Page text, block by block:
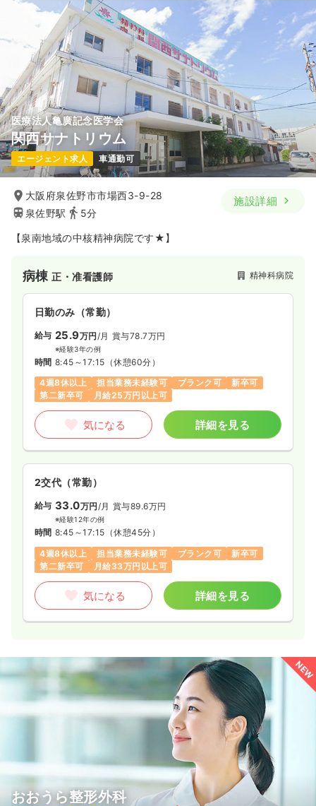
医療法人亀廣記念医学会
関西サナトリウム
エージェント求人 車通勤可
大阪府泉佐野市市場西3-9-28
泉佐野駅
5分
施設詳細
【泉南地域の中核精神病院です★】
病棟正・准看護師 精神科病院
日勤のみ（常勤）
給与 25.9万円 /月 賞与78.7万円
※経験3年の例
時間 8:45～17:15 （休憩60分）
4週8休以上
担当業務未経験可 ブランク可
新卒可
第二新卒可
月給25万円以上可
気になる 詳細を見る
2交代（常勤）
給与 33.0万円/月 賞与89.6万円
※経験12年の例
時間 8:45～17:15 （休憩45分）
4週8休以上
担当業務未経験可 ブランク可
新卒可
第二新卒可
月給33万円以上可
気になる 詳細を見る
NEW
おおうら整形外科